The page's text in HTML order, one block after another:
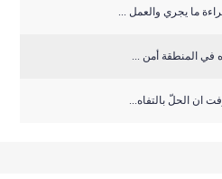
ما يجري والعمل ...
في المنطقة أمن ...
ان الحلّ بالتفاه...